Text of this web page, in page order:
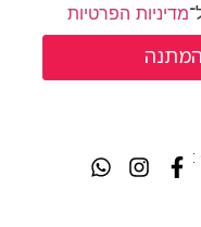
מדיניות הפרטיות
: